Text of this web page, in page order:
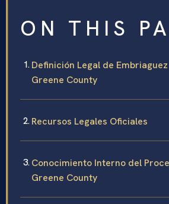
ON THIS
Definición Legal de
Greene County
Recursos Legales Oficiales
Conocimiento Interno del
Greene County